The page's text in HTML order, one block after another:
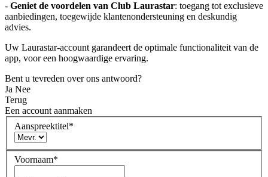
- Geniet de voordelen van Club Laurastar: toegang tot exclusieve
aanbiedingen, toegewijde klantenondersteuning en deskundig
advies.
Uw Laurastar-account garandeert de optimale functionaliteit van de
app, voor een hoogwaardige ervaring.
Bent u tevreden over ons antwoord?
Ja Nee
Terug
Een account aanmaken
Aanspreektitel*
Voornaam*